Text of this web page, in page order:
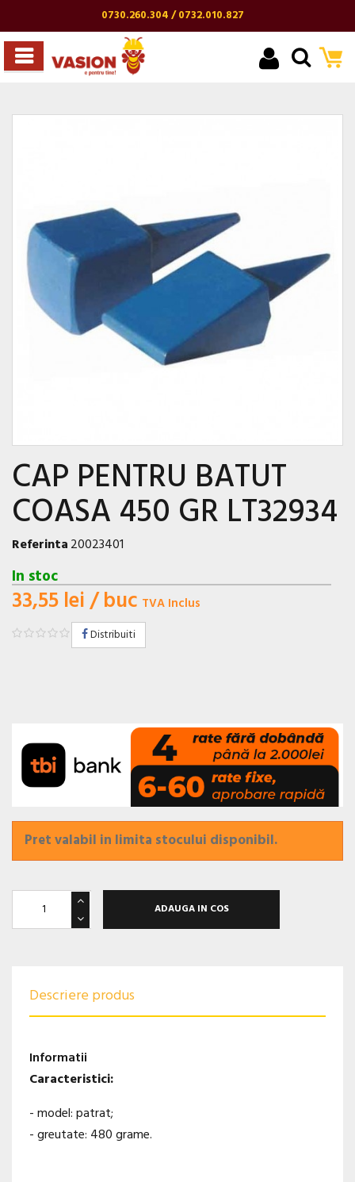
0730.260.304 / 0732.010.827
CAP PENTRU BATUT
COASA 450 GR LT32934
Referinta20023401
In stoc
33,55 lei/ buc TVA Inclus
Distribuiti
Pret valabil in limita stocului disponibil.
ADAUGA IN COS
Descriere produs
Informatii
Caracteristici:
- model: patrat;
- greutate: 480 grame.